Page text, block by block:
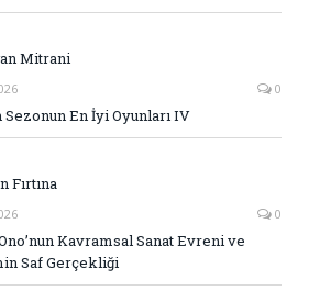
Mitrani
0
Sezonun En İyi Oyunları IV
Fırtına
0
Kavramsal Sanat Evreni ve
Saf Gerçekliği